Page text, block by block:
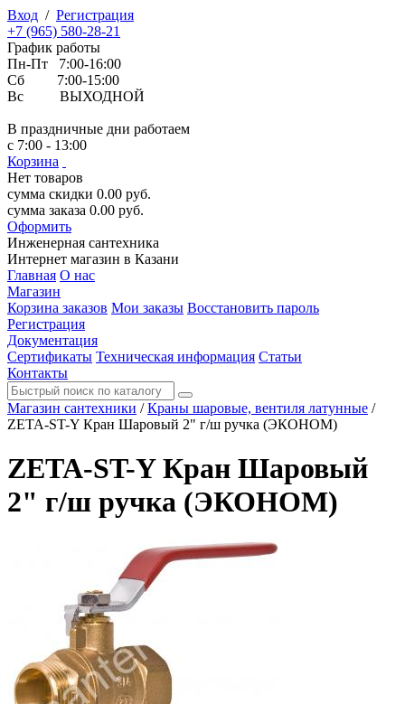
Вход / Регистрация
+7 (965) 580-28-21
График работы
Пн-Пт 7:00-16:00
Сб 7:00-15:00
Вс ВЫХОДНОЙ
В праздничные дни работаем
с 7:00 - 13:00
Корзина
Нет товаров
сумма скидки 0.00 руб.
сумма заказа 0.00 руб.
Оформить
Инженерная сантехника
Интернет магазин в Казани
Главная О нас
Магазин
Корзина заказов Мои заказы Восстановить пароль
Регистрация
Документация
Сертификаты Техническая информация Статьи
Контакты
Магазин сантехники / Краны шаровые, вентиля латунные /
ZETA-ST-Y Кран Шаровый 2" г/ш ручка (ЭКОНОМ)
ZETA-ST-Y Кран Шаровый
2" г/ш ручка (ЭКОНОМ)